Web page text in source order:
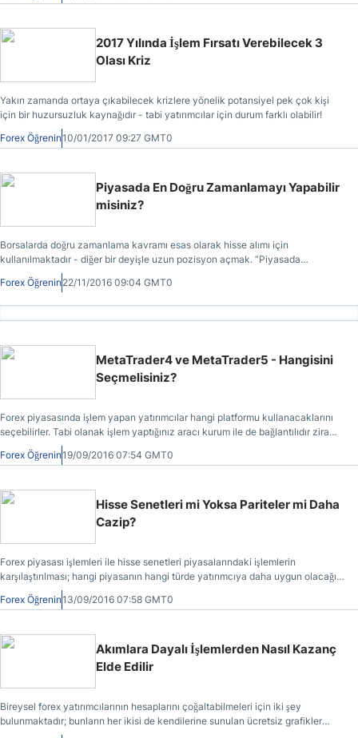
2017 Yılında İşlem Fırsatı Verebilecek 3
Olası Kriz
Yakın zamanda ortaya çıkabilecek krizlere yönelik potansiyel pek çok kişi
için bir huzursuzluk kaynağıdır - tabi yatırımcılar için durum farklı olabilir!
Forex Öğrenin10/01/2017 09:27 GMT0
Piyasada En Doğru Zamanlamayı Yapabilir
misiniz?
Borsalarda doğru zamanlama kavramı esas olarak hisse alımı için
kullanılmaktadır - diğer bir deyişle uzun pozisyon açmak. “Piyasada
zamanlama” yapılıp yapılamayacağı sorusunu test edebiliriz.
Forex Öğrenin22/11/2016 09:04 GMT0
MetaTrader4 ve MetaTrader5 - Hangisini
Seçmelisiniz?
Forex piyasasında işlem yapan yatırımcılar hangi platformu kullanacaklarını
seçebilirler. Tabi olanak işlem yaptığınız aracı kurum ile de bağlantılıdır zira
her çeşit platform tüm aracı kurumlarda olmayabilir. D
Forex Öğrenin19/09/2016 07:54 GMT0
Hisse Senetleri mi Yoksa Pariteler mi Daha
Cazip?
Forex piyasası işlemleri ile hisse senetleri piyasalarındaki işlemlerin
karşılaştırılması; hangi piyasanın hangi türde yatırımcıya daha uygun olacağı
sorusunun değerlendirilmesi.
Forex Öğrenin13/09/2016 07:58 GMT0
Akımlara Dayalı İşlemlerden Nasıl Kazanç
Elde Edilir
Bireysel forex yatırımcılarının hesaplarını çoğaltabilmeleri için iki şey
bulunmaktadır; bunların her ikisi de kendilerine sunulan ücretsiz grafikler
kullanılarak rahatlıkla ayırt edilebilir.